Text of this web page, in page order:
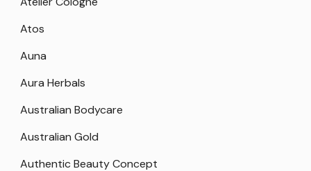
Atos
Auna
Aura Herbals
Australian Bodycare
Australian Gold
Authentic Beauty Concept